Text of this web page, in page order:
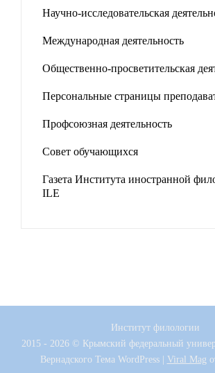
Научно-исследовательская
Международная деятельность
Общественно-просветительская
Персональные страницы
Профсоюзная деятельность
Совет обучающихся
Газета Института иностранной
ILE
Институт филологии
2015 - 2026 © Крымский федеральный
ВернадскогоТема WordPress | Viral Mag